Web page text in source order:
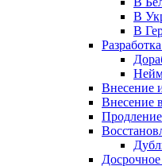
В
В
Внесение
Внесение
Продление